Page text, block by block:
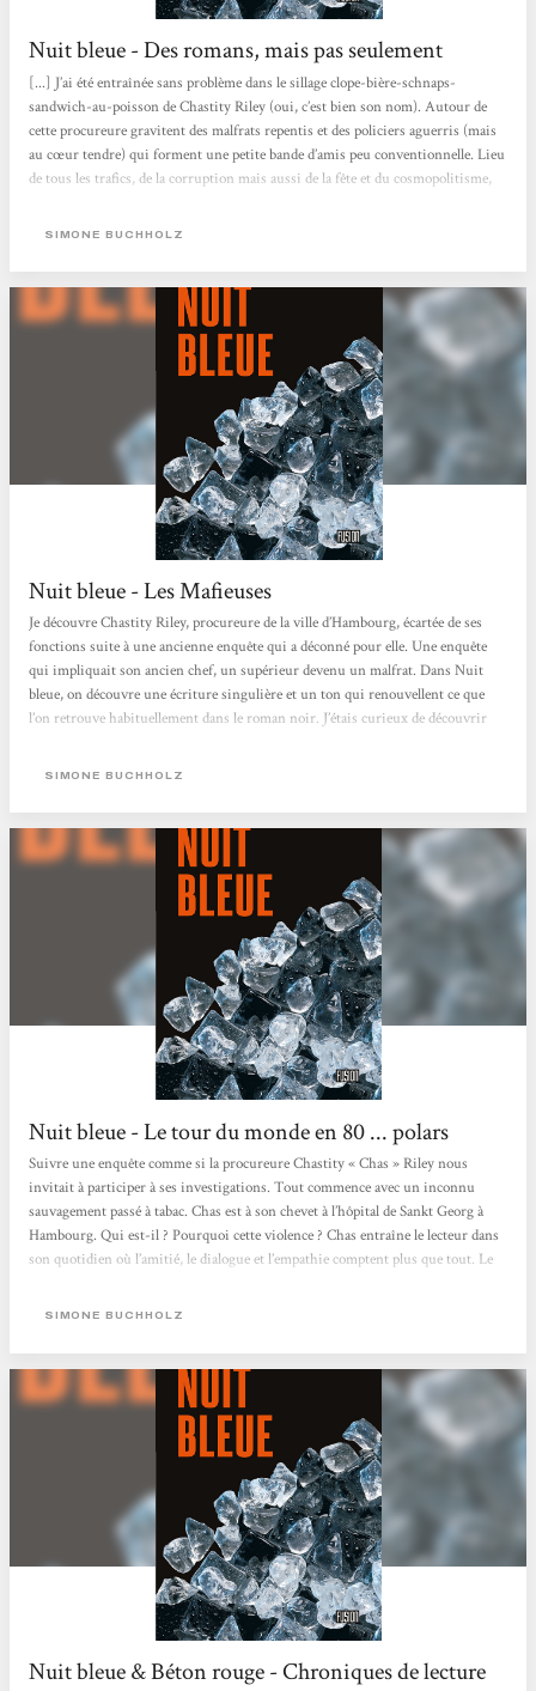
Nuit bleue - Des romans, mais pas seulement
[...] J’ai été entraînée sans problème dans le sillage clope-bière-schnaps-
sandwich-au-poisson de Chastity Riley (oui, c’est bien son nom). Autour de
cette procureure gravitent des malfrats repentis et des policiers aguerris (mais
au cœur tendre) qui forment une petite bande d’amis peu conventionnelle. Lieu
de tous les trafics, de la corruption mais aussi de la fête et du cosmopolitisme,
la ville donne un cachet indéniable à ce roman très efficace. Chastity Riley
SIMONE BUCHHOLZ
Nuit bleue - Les Mafieuses
Je découvre Chastity Riley, procureure de la ville d’Hambourg, écartée de ses
fonctions suite à une ancienne enquête qui a déconné pour elle. Une enquête
qui impliquait son ancien chef, un supérieur devenu un malfrat. Dans Nuit
bleue, on découvre une écriture singulière et un ton qui renouvellent ce que
l’on retrouve habituellement dans le roman noir. J’étais curieux de découvrir
et c’est le genre de polar épuré que je trouve prenant. L’autrice envoie de...
SIMONE BUCHHOLZ
Nuit bleue - Le tour du monde en 80 ... polars
Suivre une enquête comme si la procureure Chastity « Chas » Riley nous
invitait à participer à ses investigations. Tout commence avec un inconnu
sauvagement passé à tabac. Chas est à son chevet à l’hôpital de Sankt Georg à
Hambourg. Qui est-il ? Pourquoi cette violence ? Chas entraîne le lecteur dans
son quotidien où l’amitié, le dialogue et l’empathie comptent plus que tout. Le
témoin renforce l’impression d’être admis dans le cercle de...
SIMONE BUCHHOLZ
Nuit bleue & Béton rouge - Chroniques de lecture